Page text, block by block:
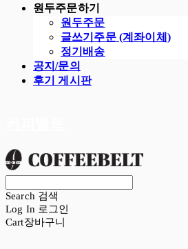
원두주문하기
원두주문
글쓰기주문 (계좌이체)
정기배송
공지/문의
후기 게시판
Search 검색
Log In 로그인
Cart장바구니